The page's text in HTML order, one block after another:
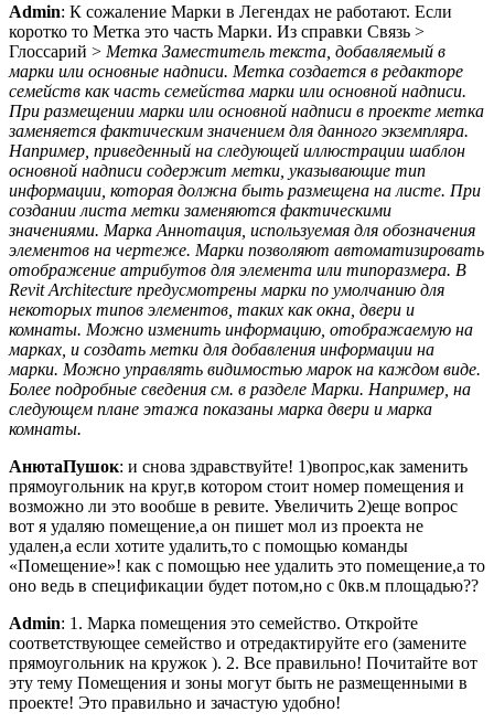
Admin: К сожаление Марки в Легендах не работают. Если
коротко то Метка это часть Марки. Из справки Связь >
Глоссарий > Метка Заместитель текста, добавляемый в
марки или основные надписи. Метка создается в редакторе
семейств как часть семейства марки или основной надписи.
При размещении марки или основной надписи в проекте метка
заменяется фактическим значением для данного экземпляра.
Например, приведенный на следующей иллюстрации шаблон
основной надписи содержит метки, указывающие тип
информации, которая должна быть размещена на листе. При
создании листа метки заменяются фактическими
значениями. Марка Аннотация, используемая для обозначения
элементов на чертеже. Марки позволяют автоматизировать
отображение атрибутов для элемента или типоразмера. В
Revit Architecture предусмотрены марки по умолчанию для
некоторых типов элементов, таких как окна, двери и
комнаты. Можно изменить информацию, отображаемую на
марках, и создать метки для добавления информации на
марки. Можно управлять видимостью марок на каждом виде.
Более подробные сведения см. в разделе Марки. Например, на
следующем плане этажа показаны марка двери и марка
комнаты.
АнютаПушок: и снова здравствуйте! 1)вопрос,как заменить
прямоугольник на круг,в котором стоит номер помещения и
возможно ли это вообше в ревите. Увеличить 2)еще вопрос
вот я удаляю помещение,а он пишет мол из проекта не
удален,а если хотите удалить,то с помощью команды
«Помещение»! как с помощью нее удалить это помещение,а то
оно ведь в спецификации будет потом,но с 0кв.м площадью??
Admin: 1. Марка помещения это семейство. Откройте
соответствующее семейство и отредактируйте его (замените
прямоугольник на кружок ). 2. Все правильно! Почитайте вот
эту тему Помещения и зоны могут быть не размещенными в
проекте! Это правильно и зачастую удобно!